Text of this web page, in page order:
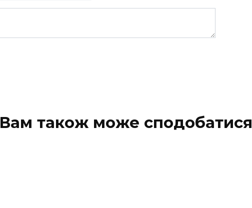
Вам також може сподобатися